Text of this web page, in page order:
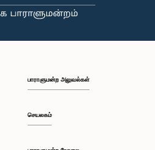
பாராளுமன்ற அலுவல்கள்
செயலகம்